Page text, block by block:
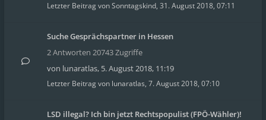
Letzter Beitrag vonSonntagskind, 31. August 2018, 07:11
Suche Gesprächspartner in Hessen
2 Antworten 20743 Zugriffe
von lunaratlas, 5. August 2018, 11:19
Letzter Beitrag von lunaratlas, 7. August 2018, 07:10
LSD illegal? Ich bin jetzt Rechtspopulist (FPÖ-Wähler)!